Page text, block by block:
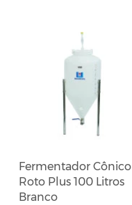
Fermentador Cônico
Roto Plus 100 Litros
Branco